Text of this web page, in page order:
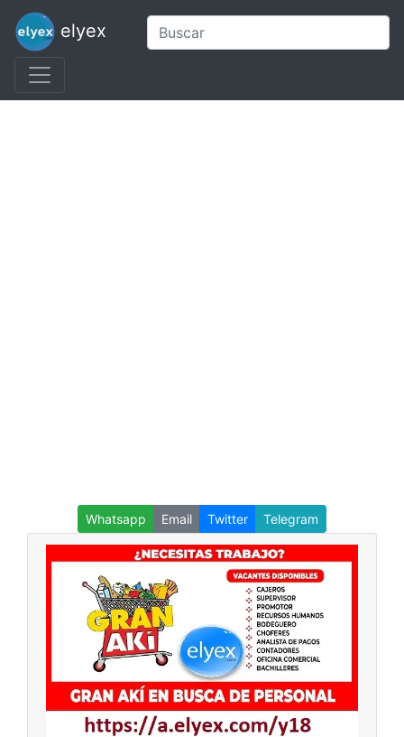
elyex
Whatsapp Email Twitter Telegram